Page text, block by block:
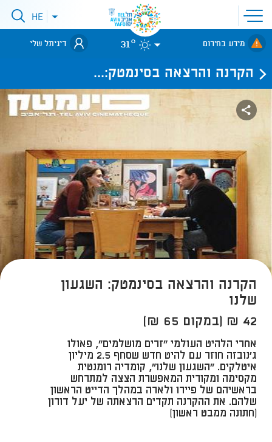
פתיחת
תפריט
אתר
לאתר עיריית
תל-אביב
פתיחתHE
מידע בחירום 31° דיגיתל שלי
הקרנה והרצאה בסינמטק:...
הקרנה והרצאה בסינמטק: השגעון
שלנו
42 ₪ (במקום 65 ₪)
​אחרי הלהיט העולמי "זרים מושלמים", פאולו
ג'נובזה חוזר עם להיט חדש שסחף 2.5 מיליון
איטלקים. "השגעון שלנו", קומדיה רומנטית
מקסימה ומקורית המאפשרת הצצה למתרחש
בראשיהם של פיירו ולארה במהלך הדייט הראשון
שלהם. את ההקרנה תקדים הרצאתה של יעל דורון
(חתונה ממבט ראשון)